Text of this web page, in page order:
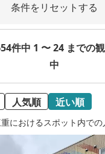
条件をリセットする
件中 1 〜 24 までの
中
人気順 近い順
におけるスポット内での